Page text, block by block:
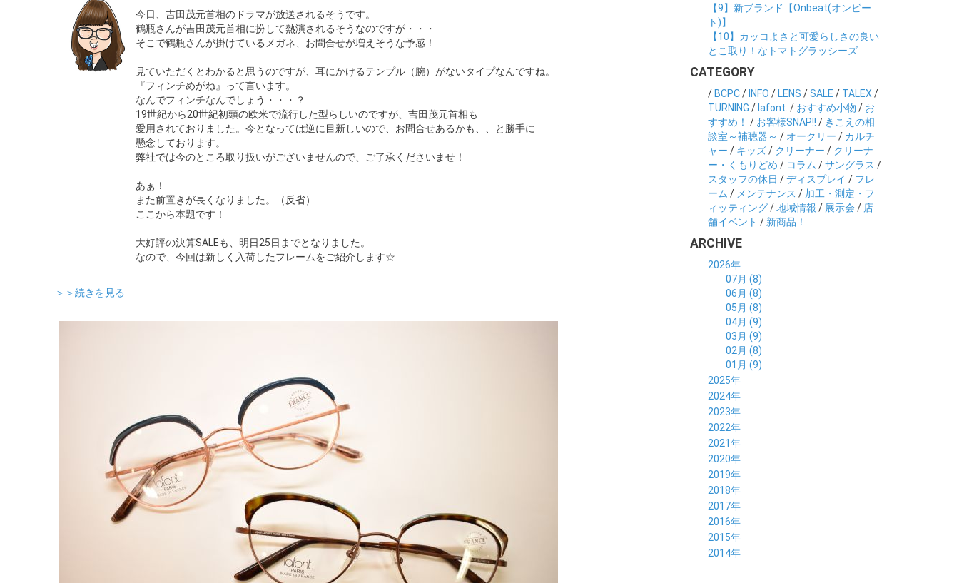
今日、吉田茂元首相のドラマが放送されるそうです。
鶴瓶さんが吉田茂元首相に扮して熱演されるそうなのですが・・・
そこで鶴瓶さんが掛けているメガネ、お問合せが増えそうな予感！
見ていただくとわかると思うのですが、耳にかけるテンプル（腕）がないタイプなんですね。
『フィンチめがね』って言います。
なんでフィンチなんでしょう・・・？
19世紀から20世紀初頭の欧米で流行した型らしいのですが、吉田茂元首相も
愛用されておりました。今となっては逆に目新しいので、お問合せあるかも、、と勝手に
懸念しております。
弊社では今のところ取り扱いがございませんので、ご了承くださいませ！
あぁ！
また前置きが長くなりました。（反省）
ここから本題です！
大好評の決算SALEも、明日25日までとなりました。
なので、今回は新しく入荷したフレームをご紹介します☆
＞＞続きを見る
【9】新ブランド【Onbeat(オンビー
ト)】
【10】カッコよさと可愛らしさの良い
とこ取り！なトマトグラッシーズ
CATEGORY
/ BCPC/ INFO / LENS /SALE / TALEX /
TURNING / lafont. / おすすめ小物 / お
すすめ！ / お客様SNAP!! / きこえの相
談室～補聴器～ / オークリー / カルチ
ャー / キッズ/ クリーナー / クリーナ
ー・くもりどめ / コラム /サングラス /
スタッフの休日 /ディスプレイ / フレ
ーム / メンテナンス / 加工・測定・フ
ィッティング/地域情報 / 展示会 / 店
舗イベント / 新商品！
ARCHIVE
2026年
07月 (8)
06月 (8)
05月 (8)
04月 (9)
03月 (9)
02月 (8)
01月 (9)
2025年
12月 (10)
11月 (8)
10月 (8)
09月 (8)
08月 (9)
07月 (7)
06月 (9)
05月 (8)
04月 (8)
03月 (9)
02月 (8)
01月 (8)
2024年
12月 (8)
11月 (9)
10月 (8)
09月 (9)
08月 (7)
07月 (8)
06月 (8)
05月 (8)
04月 (8)
03月 (8)
02月 (9)
2023年
12月 (8)
11月 (8)
10月 (8)
09月 (8)
08月 (9)
07月 (9)
06月 (8)
05月 (9)
04月 (9)
03月 (8)
2022年
12月 (9)
11月 (5)
10月 (4)
09月 (5)
08月 (4)
07月 (4)
06月 (5)
05月 (5)
04月 (2)
2021年
12月 (6)
11月 (4)
10月 (3)
09月 (7)
08月 (5)
07月 (4)
06月 (6)
05月 (6)
2020年
12月 (3)
11月 (6)
10月 (7)
09月 (7)
08月 (5)
07月 (5)
06月 (7)
2019年
12月 (9)
11月 (5)
10月 (7)
09月 (11)
08月 (6)
07月 (5)
2018年
12月 (6)
11月 (7)
10月 (6)
09月 (8)
08月 (4)
2017年
12月 (6)
11月 (4)
10月 (5)
2016年
12月 (7)
11月 (4)
2015年
12月 (6)
2014年